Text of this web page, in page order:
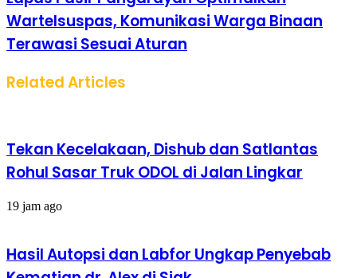
Wartelsuspas, Komunikasi Warga Binaan
Terawasi Sesuai Aturan
Related Articles
Tekan Kecelakaan, Dishub dan Satlantas
Rohul Sasar Truk ODOL di Jalan Lingkar
19 jam ago
Hasil Autopsi dan Labfor Ungkap Penyebab